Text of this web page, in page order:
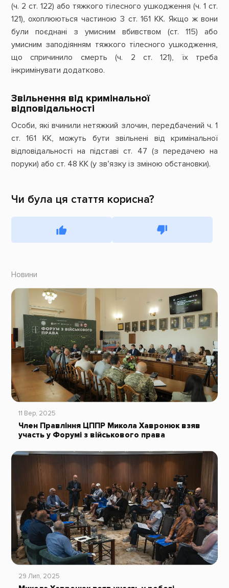
(ч. 2 ст. 122) або тяжкого тілесного ушкодження (ч. 1 ст.
121), охоплюються частиною 3 ст. 161 КК. Якщо ж вони
були поєднані з умисним вбивством (ст. 115) або
умисним заподіянням тяжкого тілесного ушкодження,
що спричинило смерть (ч. 2 ст. 121), їх треба
інкримінувати додатково.
Звільнення від кримінальної
відповідальності
Особи, які вчинили нетяжкий злочин, передбачений ч. 1
ст. 161 КК, можуть бути звільнені від кримінальної
відповідальності на підставі ст. 47 (з передачею на
поруки) або ст. 48 КК (у зв’язку із зміною обстановки).
Чи була ця стаття корисна?
Новини
11 Вер, 2025
Член Правління ЦППР Микола Хавронюк взяв
участь у Форумі з військового права
29 Лип, 2025